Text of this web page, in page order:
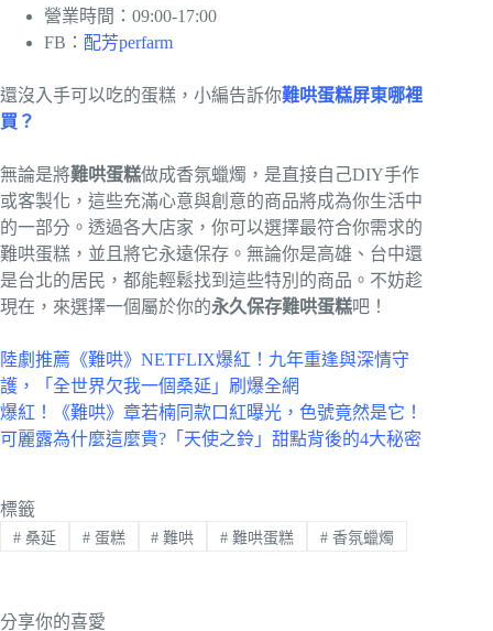
營業時間：09:00-17:00
FB： 配芳perfarm
還沒入手可以吃的蛋糕，小編告訴你難哄蛋糕屏東哪裡
買？
無論是將難哄蛋糕做成香氛蠟燭，是直接自己DIY手作
或客製化，這些充滿心意與創意的商品將成為你生活中
的一部分。透過各大店家，你可以選擇最符合你需求的
難哄蛋糕，並且將它永遠保存。無論你是高雄、台中還
是台北的居民，都能輕鬆找到這些特別的商品。不妨趁
現在，來選擇一個屬於你的永久保存難哄蛋糕吧！
陸劇推薦《難哄》NETFLIX爆紅！九年重逢與深情守
護，「全世界欠我一個桑延」刷爆全網
爆紅！《難哄》章若楠同款口紅曝光，色號竟然是它！
可麗露為什麼這麼貴?「天使之鈴」甜點背後的4大秘密
標籤
#桑延 #蛋糕 # 難哄 # 難哄蛋糕 # 香氛蠟燭
分享你的喜愛